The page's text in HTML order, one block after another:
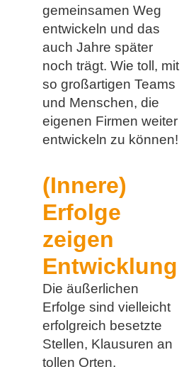
gemeinsamen Weg
entwickeln und das
auch Jahre später
noch trägt. Wie toll, mit
so großartigen Teams
und Menschen, die
eigenen Firmen weiter
entwickeln zu können!
(Innere)
Erfolge
zeigen
Entwicklung
Die äußerlichen
Erfolge sind vielleicht
erfolgreich besetzte
Stellen, Klausuren an
tollen Orten,